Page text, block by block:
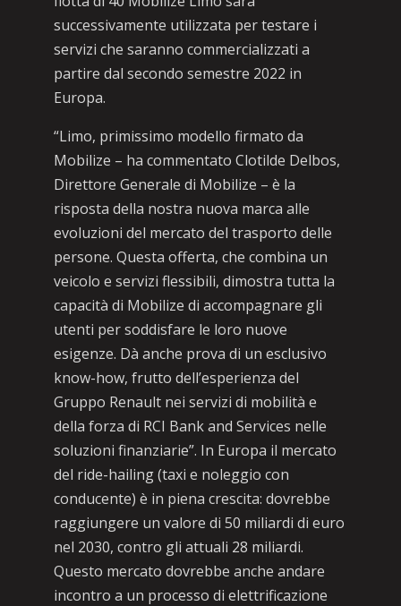
successivamente utilizzata per testare i
servizi che saranno commercializzati a
partire dal secondo semestre 2022 in
Europa.
“Limo, primissimo modello firmato da
Mobilize – ha commentato Clotilde Delbos,
Direttore Generale di Mobilize – è la
risposta della nostra nuova marca alle
evoluzioni del mercato del trasporto delle
persone. Questa offerta, che combina un
veicolo e servizi flessibili, dimostra tutta la
capacità di Mobilize di accompagnare gli
utenti per soddisfare le loro nuove
esigenze. Dà anche prova di un esclusivo
know-how, frutto dell’esperienza del
Gruppo Renault nei servizi di mobilità e
della forza di RCI Bank and Services nelle
soluzioni finanziarie”. In Europa il mercato
del ride-hailing (taxi e noleggio con
conducente) è in piena crescita: dovrebbe
raggiungere un valore di 50 miliardi di euro
nel 2030, contro gli attuali 28 miliardi.
Questo mercato dovrebbe anche andare
incontro a un processo di elettrificazione